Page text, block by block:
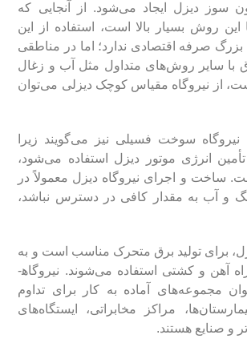
سوز دیزل ایجاد می‌شود. از آنجایی که
این روش بسیار بالا است، استفاده از این
بزرگ صرفه اقتصادی ندارد؛ اما در مناطقی
با سایر روش‌های متداول مثل آب و زغال
از نیروگاه مقیاس کوچک دیزلی می‌توان
نیروگاه سوخت فسیلی نیز می‌گویند زیرا
انرژی موتور دیزل استفاده می‌شود،
و اجرای نیروگاه دیزل معمولاً در
و آب به مقدار کافی در دسترس نباشد،
برای تولید برق متحرک مناسب است و به
طور گسترده در راه آهن و کشتی استفاده می‌شوند. نیروگاه­
مجموعه‌های آماده به کار برای تداوم
مراکز مخابراتی، ‌ایستگاه‌های
و صنایع هستند.